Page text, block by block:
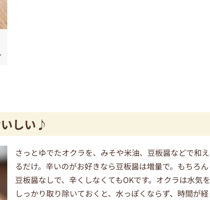
しい♪
さっとゆでたオクラを、みそや米油、豆板醤などで和え
るだけ。辛いのがお好きなら豆板醤は増量で。もちろん
豆板醤なしで、辛くしなくてもOKです。オクラは水気を
しっかり取り除いておくと、水っぽくならず、時間が経